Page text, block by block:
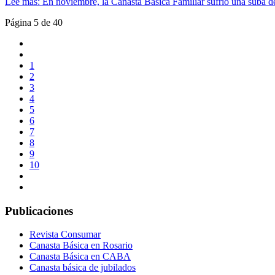
Página 5 de 40
1
2
3
4
5
6
7
8
9
10
Publicaciones
Revista Consumar
Canasta Básica en Rosario
Canasta Básica en CABA
Canasta básica de jubilados